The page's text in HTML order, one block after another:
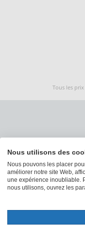
Tous les
Du lundi au
Nous utilisons des
Nous pouvons les placer
améliorer notre site Web,
une expérience inoubliable.
nous utilisons, ouvrez les